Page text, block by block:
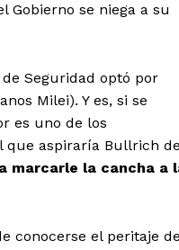
Gobierno se niega a su
Seguridad optó por
Milei). Y es, si se
es uno de los
que aspiraría Bullrich de
marcarle la cancha a
conocerse el peritaje